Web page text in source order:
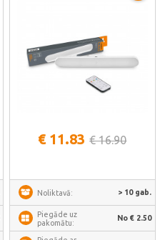
€ 11.83 € 16.90
Noliktavā: > 10 gab.
Piegāde uz
pakomātu:
No € 2.50